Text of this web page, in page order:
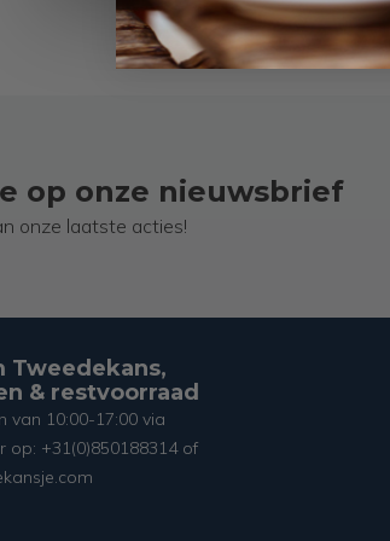
op onze nieuwsbrief
onze laatste acties!
Tweedekans,
& restvoorraad
van 10:00-17:00 via
+31(0)850188314 of